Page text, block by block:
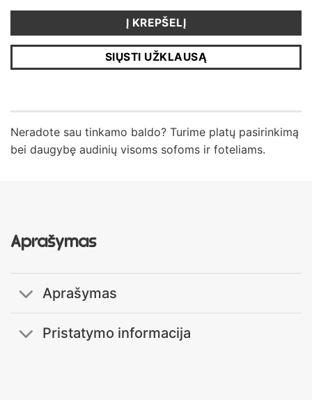
Į KREPŠELĮ
SIŲSTI UŽKLAUSĄ
Neradote sau tinkamo baldo? Turime platų pasirinkimą
bei daugybę audinių visoms sofoms ir foteliams.
Aprašymas
Aprašymas
Pristatymo informacija